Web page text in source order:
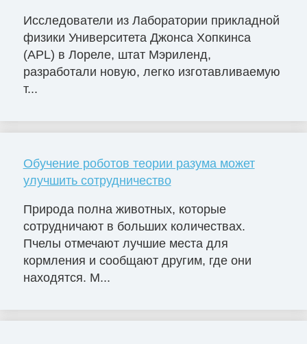
Исследователи из Лаборатории прикладной
физики Университета Джонса Хопкинса
(APL) в Лореле, штат Мэриленд,
разработали новую, легко изготавливаемую
т...
Обучение роботов теории разума может
улучшить сотрудничество
Природа полна животных, которые
сотрудничают в больших количествах.
Пчелы отмечают лучшие места для
кормления и сообщают другим, где они
находятся. М...